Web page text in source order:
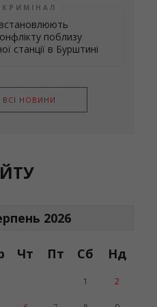
КРИМІНАЛ
встановлюють
поблизу
станції в Бурштині
ВСІ НОВИНИ
2026
Чт Пт Сб Нд
1 2